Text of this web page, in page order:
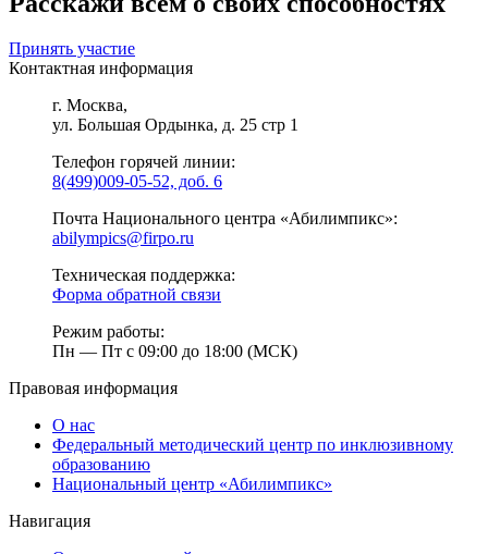
Принять участие
Контактная информация
г. Москва,
ул. Большая Ордынка, д. 25 стр 1
Телефон горячей линии:
8(499)009-05-52, доб. 6
Почта Национального центра «Абилимпикс»:
abilympics@firpo.ru
Техническая поддержка:
Форма обратной связи
Режим работы:
Пн — Пт с 09:00 до 18:00 (МСК)
Правовая информация
О нас
Федеральный методический центр по инклюзивному
образованию
Национальный центр «Абилимпикс»
Навигация